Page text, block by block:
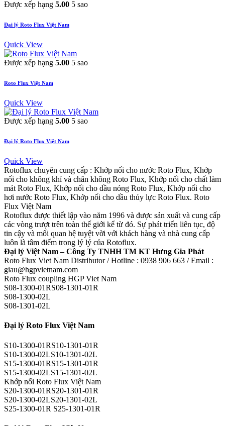
Được xếp hạng 5.00 5 sao
Đại lý Roto Flux Việt Nam
Quick View
Được xếp hạng 5.00 5 sao
Roto Flux Việt Nam
Quick View
Được xếp hạng 5.00 5 sao
Đại lý Roto Flux Việt Nam
Quick View
Rotoflux chuyên cung cấp : Khớp nối cho nước Roto Flux, Khớp
nối cho không khí và chân không Roto Flux, Khớp nối cho chất làm
mát Roto Flux, Khớp nối cho dầu nóng Roto Flux, Khớp nối cho
hơi nước Roto Flux, Khớp nối cho dầu thủy lực Roto Flux. Roto
Flux Việt Nam
Rotoflux được thiết lập vào năm 1996 và được sản xuất và cung cấp
các vòng trượt trên toàn thế giới kể từ đó. Sự phát triển liên tục, độ
tin cậy và mối quan hệ tuyệt vời với khách hàng và nhà cung cấp
luôn là tâm điểm trong lý lý của Rotoflux.
Đại lý Việt Nam – Công Ty TNHH TM KT Hưng Gia Phát
Roto Flux Viet Nam Distributor / Hotline : 0938 906 663 / Email :
giau@hgpvietnam.com
Roto Flux coupling HGP Viet Nam
S08-1300-01RS08-1301-01R
S08-1300-02L
S08-1301-02L
Đại lý Roto Flux Việt Nam
S10-1300-01RS10-1301-01R
S10-1300-02LS10-1301-02L
S15-1300-01RS15-1301-01R
S15-1300-02LS15-1301-02L
Khớp nối Roto Flux Việt Nam
S20-1300-01RS20-1301-01R
S20-1300-02LS20-1301-02L
S25-1300-01R S25-1301-01R